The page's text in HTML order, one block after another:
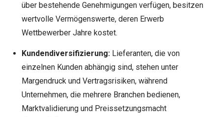
über bestehende Genehmigungen verfügen, besitzen
wertvolle Vermögenswerte, deren Erwerb
Wettbewerber Jahre kostet.
Kundendiversifizierung:Lieferanten, die von
einzelnen Kunden abhängig sind, stehen unter
Margendruck und Vertragsrisiken, während
Unternehmen, die mehrere Branchen bedienen,
Marktvalidierung und Preissetzungsmacht